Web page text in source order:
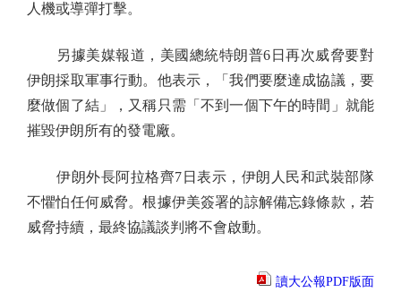
人機或導彈打擊。
另據美媒報道，美國總統特朗普6日再次威脅要對
伊朗採取軍事行動。他表示，「我們要麼達成協議，要
麼做個了結」，又稱只需「不到一個下午的時間」就能
摧毀伊朗所有的發電廠。
伊朗外長阿拉格齊7日表示，伊朗人民和武裝部隊
不懼怕任何威脅。根據伊美簽署的諒解備忘錄條款，若
威脅持續，最終協議談判將不會啟動。
讀大公報PDF版面